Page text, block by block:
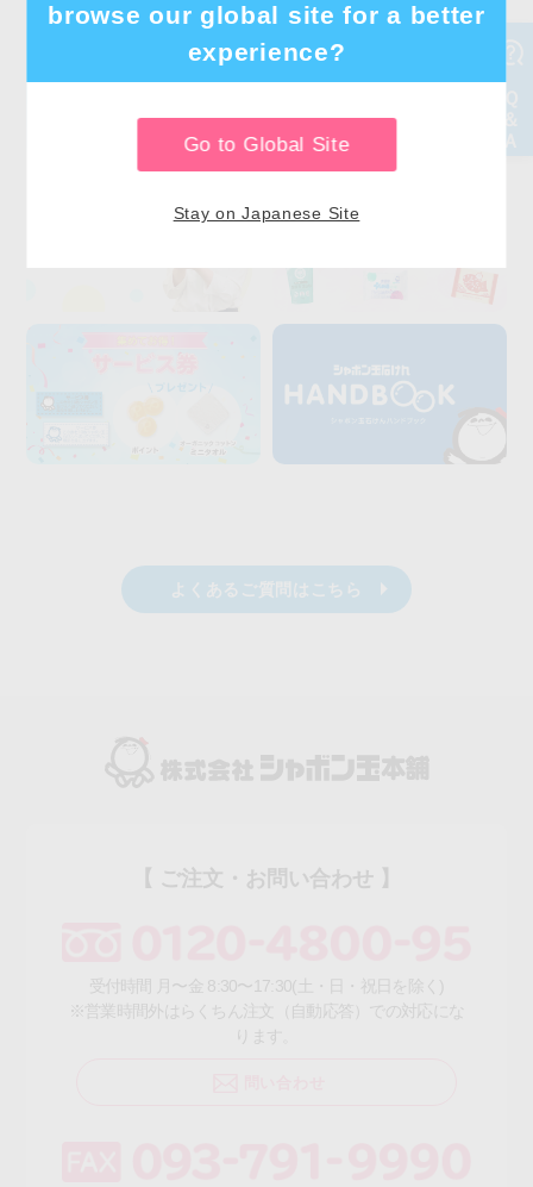
よくあるご質問はこちら
【 ご注文・お問い合わせ 】
受付時間 月〜金 8:30〜17:30(土・日・祝日を除く)
※営業時間外はらくちん注文（自動応答）での対応にな
ります。
browse our global site for a better
experience?
Go to Global Site
Stay on Japanese Site